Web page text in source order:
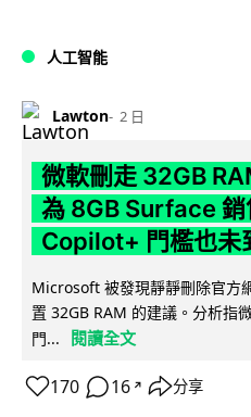
人工智能
Lawton 2 日
微軟刪走 32GB
為 8GB Surface 銷
Copilot+ 門檻也未
Microsoft 被發現靜靜刪除官方
置 32GB RAM 的建議。分析指
門...
閱讀全文
170 16 ↗ 分享